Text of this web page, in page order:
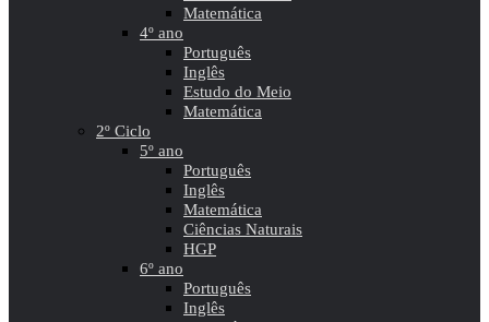
Matemática
4º ano
Português
Inglês
Estudo do Meio
Matemática
2º Ciclo
5º ano
Português
Inglês
Matemática
Ciências Naturais
HGP
6º ano
Português
Inglês